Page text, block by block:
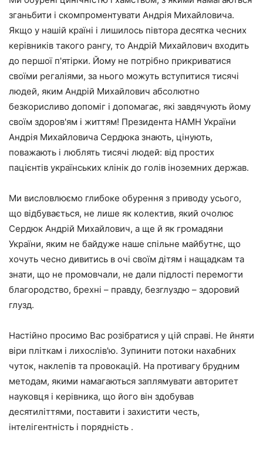
зганьбити і скомпроментувати Андрія Михайловича.
Якщо у нашій країні і лишилось півтора десятка чесних
керівників такого рангу, то Андрій Михайлович входить
до першої п'ятірки. Йому не потрібно прикриватися
своїми регаліями, за нього можуть вступитися тисячі
людей, яким Андрій Михайлович абсолютно
безкорисливо допоміг і допомагає, які завдячують йому
своїм здоров'ям і життям! Президента НАМН України
Андрія Михайловича Сердюка знають, цінують,
поважають і люблять тисячі людей: від простих
пацієнтів українських клінік до голів іноземних держав.
Ми висловлюємо глибоке обурення з приводу усього,
що відбувається, не лише як колектив, який очолює
Сердюк Андрій Михайлович, а ще й як громадяни
України, яким не байдуже наше спільне майбутнє, що
хочуть чесно дивитись в очі своїм дітям і нащадкам та
знати, що не промовчали, не дали підлості перемогти
благородство, брехні – правду, безглуздю – здоровий
глузд.
Настійно просимо Вас розібратися у цій справі. Не йняти
віри пліткам і лихослів'ю. Зупинити потоки нахабних
чуток, наклепів та провокацій. На противагу брудним
методам, якими намагаються заплямувати авторитет
науковця і керівника, що його він здобував
десятиліттями, поставити і захистити честь,
інтелігентність і порядність .